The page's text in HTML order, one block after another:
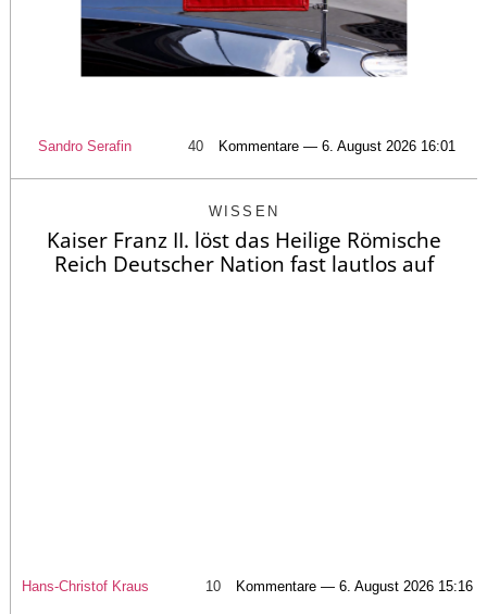
Sandro Serafin 40 Kommentare — 6. August 2026 16:01
WISSEN
Kaiser Franz II. löst das Heilige Römische
Reich Deutscher Nation fast lautlos auf
Hans-Christof Kraus 10 Kommentare — 6. August 2026 15:16